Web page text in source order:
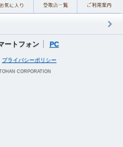
ートフォン PC
プライバシーポリシー
CORPORATION